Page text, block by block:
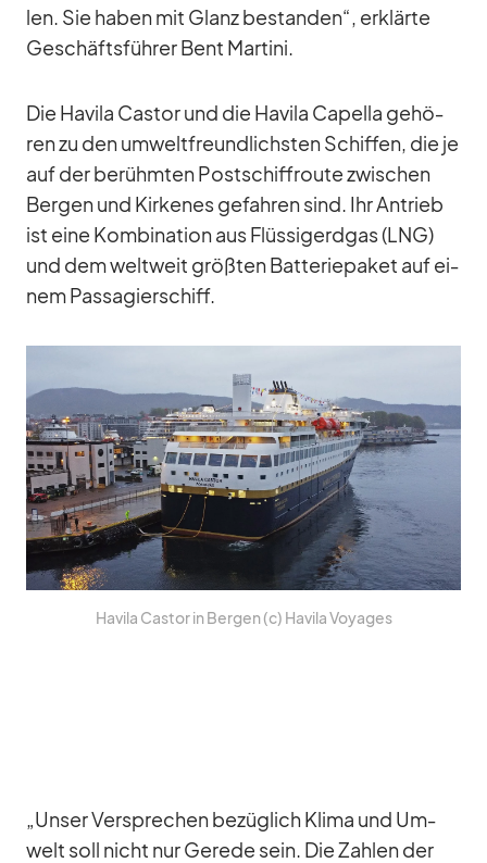
len. Sie ha­ben mit Glanz be­stan­den“, er­klärte
Ge­schäfts­füh­rer Bent Mar­tini.
Die Ha­vila Cas­tor und die Ha­vila Ca­pella ge­hö­
ren zu den um­welt­freund­lichs­ten Schif­fen, die je
auf der be­rühm­ten Post­schif­froute zwi­schen
Ber­gen und Kir­kenes ge­fah­ren sind. Ihr An­trieb
ist eine Kom­bi­na­tion aus Flüs­sig­erd­gas (LNG)
und dem welt­weit größ­ten Bat­te­rie­pa­ket auf ei­
nem Pas­sa­gier­schiff.
Ha­vila Cas­tor in Ber­gen (c) Ha­vila Voy­a­ges
„Un­ser Ver­spre­chen be­züg­lich Klima und Um­
welt soll nicht nur Ge­rede sein. Die Zah­len der